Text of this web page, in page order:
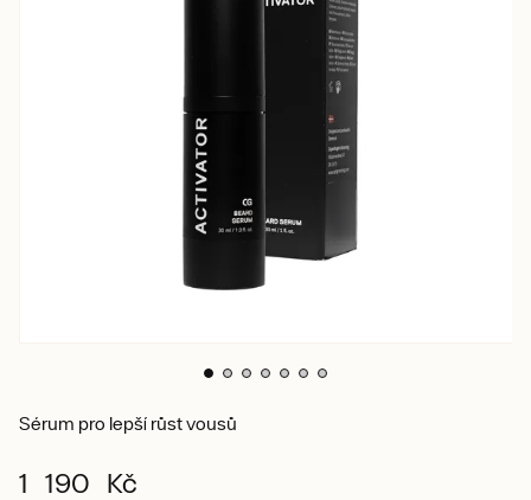
Sérum pro lepší růst vousů
1 190 Kč